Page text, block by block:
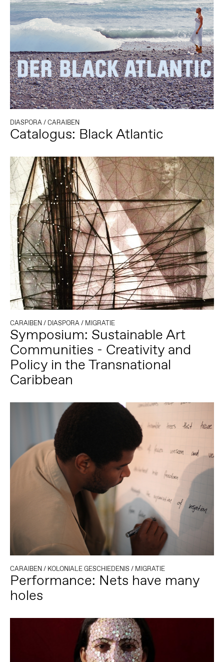
DIASPORA/CARAIBEN
Catalogus: Black Atlantic
CARAIBEN/ DIASPORA/ MIGRATIE
Symposium: Sustainable Art
Communities - Creativity and
Policy in the Transnational
Caribbean
CARAIBEN/ KOLONIALE GESCHIEDENIS / MIGRATIE
Performance: Nets have many
holes